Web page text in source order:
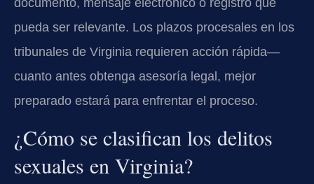
documento, mensaje electrónico o registro que
pueda ser relevante. Los plazos procesales en los
tribunales de Virginia requieren acción rápida—
cuanto antes obtenga asesoría legal, mejor
preparado estará para enfrentar el proceso.
¿Cómo se clasifican los delitos
sexuales en Virginia?